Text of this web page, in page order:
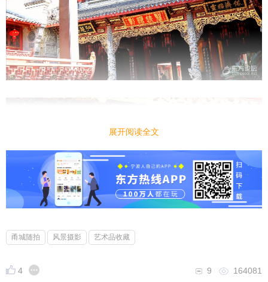
展开阅读全文
甬城随拍 风景摄影 艺术品收藏
4 164081
9